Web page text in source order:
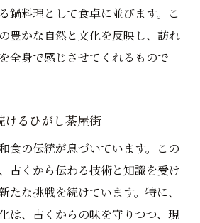
鍋料理として食卓に並びます。こ
豊かな自然と文化を反映し、訪れ
全身で感じさせてくれるもので
るひがし茶屋街
食の伝統が息づいています。この
古くから伝わる技術と知識を受け
たな挑戦を続けています。特に、
は、古くからの味を守りつつ、現